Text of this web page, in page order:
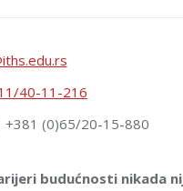
40-11-216
+381 (0)65/20-15-880
budućnosti nikada